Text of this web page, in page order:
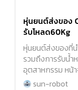
หุ่นยนต์ส่งของ
รับโหลด60Kg
หุ่นยนต์ส่งของที่น
รวมถึงการรับน้ำ
อุตสาหกรรม หน้
sun-robot